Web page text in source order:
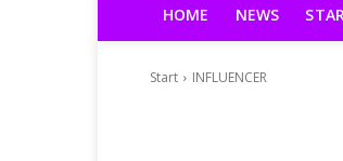
HOME NEWS
Start INFLUENCER